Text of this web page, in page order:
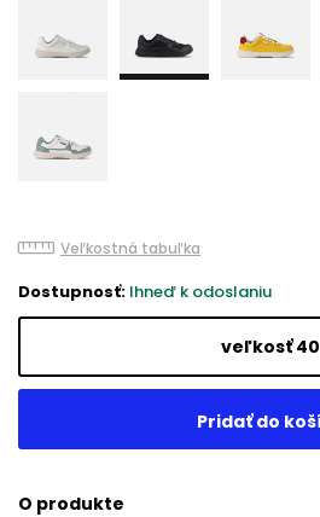
Veľkostná tabuľka
Dostupnosť: Ihneď k odoslaniu
veľkosť 40
O produkte